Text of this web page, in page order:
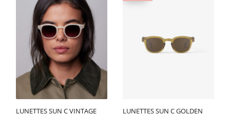
LUNETTES SUN C VINTAGE
LUNETTES SUN C GOLDEN